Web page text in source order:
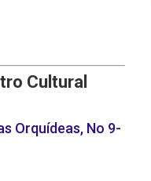
Cultural
Orquídeas, No 9-